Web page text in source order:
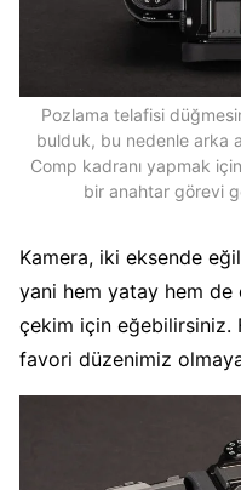
Pozlama telafisi
bulduk, bu nedenle arka
Comp kadranı yapmak
bir anahtar görevi
Kamera, iki eksende
yani hem yatay hem de
çekim için eğebilirsiniz.
favori düzenimiz